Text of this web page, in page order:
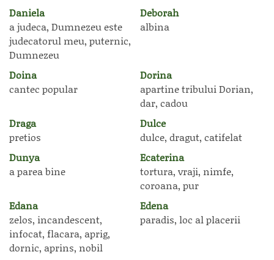
Daniela
a judeca, Dumnezeu este
judecatorul meu, puternic,
Dumnezeu
Deborah
albina
Doina
cantec popular
Dorina
apartine tribului Dorian,
dar, cadou
Draga
pretios
Dulce
dulce, dragut, catifelat
Dunya
a parea bine
Ecaterina
tortura, vraji, nimfe,
coroana, pur
Edana
zelos, incandescent,
infocat, flacara, aprig,
dornic, aprins, nobil
Edena
paradis, loc al placerii